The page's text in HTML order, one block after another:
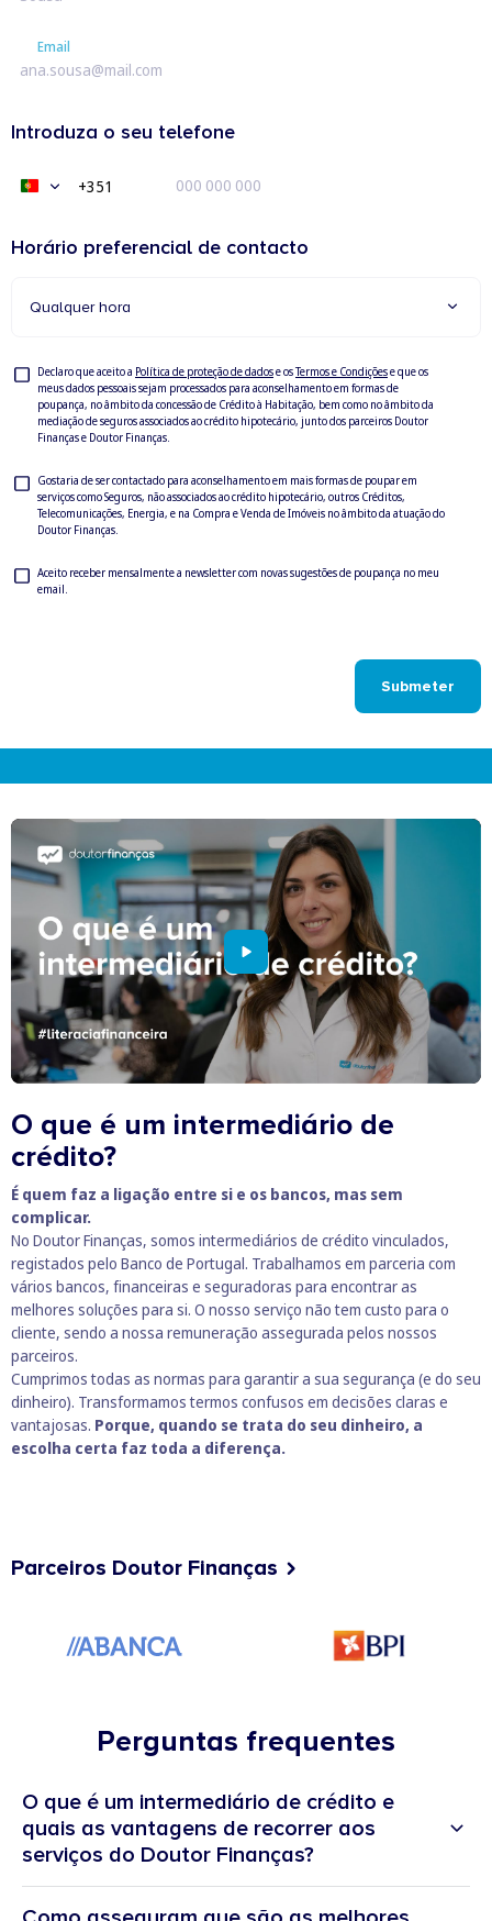
Email
Email
Introduza o seu telefone
Portugal+351
Horário preferencial de contacto
Qualquer hora
Privacy
Check
Declaro que aceito a Política de proteção de dadose osTermos e Condiçõese que os
meus dados pessoais sejam processados para aconselhamento em formas de
poupança, no âmbito da concessão de Crédito à Habitação, bem como no âmbito da
mediação de seguros associados ao crédito hipotecário, junto dos parceiros Doutor
Finanças e Doutor Finanças.
Privacy
Check
Gostaria de ser contactado para aconselhamento em mais formas de poupar em
serviços como Seguros, não associados ao crédito hipotecário, outros Créditos,
Telecomunicações, Energia, e na Compra e Venda de Imóveis no âmbito da atuação do
Doutor Finanças.
Newsletter
Check
Aceito receber mensalmente a newsletter com novas sugestões de poupança no meu
email.
Submeter
O que é um intermediário de
crédito?
É quem faz a ligação entre si e os bancos, mas sem
complicar.
No Doutor Finanças, somos intermediários de crédito vinculados,
registados pelo Banco de Portugal. Trabalhamos em parceria com
vários bancos, financeiras e seguradoras para encontrar as
melhores soluções para si. O nosso serviço não tem custo para o
cliente, sendo a nossa remuneração assegurada pelos nossos
parceiros.
Cumprimos todas as normas para garantir a sua segurança (e do seu
dinheiro). Transformamos termos confusos em decisões claras e
vantajosas. Porque, quando se trata do seu dinheiro, a
escolha certa faz toda a diferença.
Parceiros Doutor Finanças
Perguntas frequentes
O que é um intermediário de crédito e
quais as vantagens de recorrer aos
serviços do Doutor Finanças?